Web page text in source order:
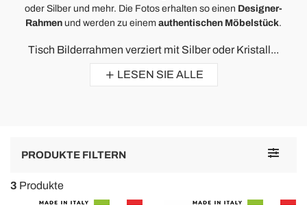
oder Silber und mehr. Die Fotos erhalten so einen Designer-
Rahmen und werden zu einem authentischen Möbelstück.
Tisch Bilderrahmen verziert mit Silber oder Kristall...
LESEN SIE ALLE
Toggle
PRODUKTE FILTERN
3 Produkte